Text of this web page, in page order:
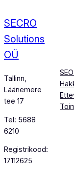
SECRO
Solutions
OÜ
Tallinn,
Läänemere
tee 17
Tel: 5688
6210
Registrikood:
17112625